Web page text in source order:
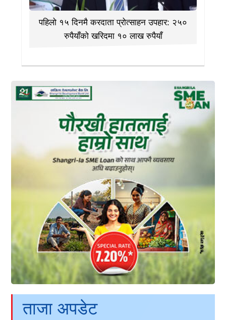
पहिलो १५ दिनमै करदाता प्रोत्साहन उपहार: २५०
रुपैयाँको खरिदमा १० लाख रुपैयाँ
ताजा अपडेट